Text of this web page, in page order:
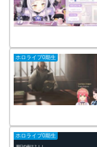
ホロライブ0期生
ホロライブ0期生